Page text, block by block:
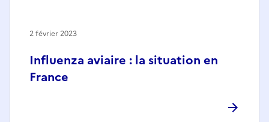
Influenza aviaire : la situation en
France
2 février 2023